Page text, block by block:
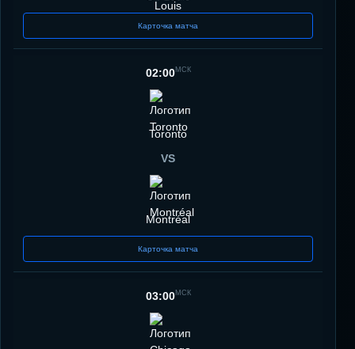
Карточка матча
02:00МСК
Toronto
VS
Montréal
Карточка матча
03:00МСК